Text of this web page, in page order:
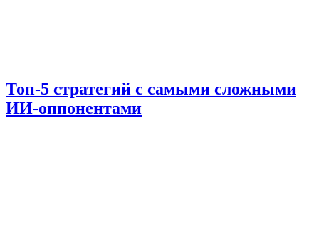
Топ-5 стратегий с самыми сложными
ИИ-оппонентами